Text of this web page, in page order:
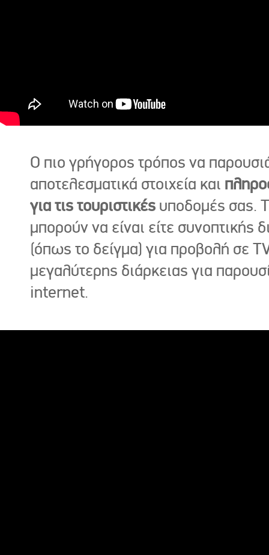
Ο πιο γρήγορος τρόπος να
αποτελεσματικά στοιχεία και
για τις τουριστικές υποδομές σας.
μπορούν να είναι είτε συνοπτικής
(όπως το δείγμα) για προβολή σε
μεγαλύτερης διάρκειας για
internet.